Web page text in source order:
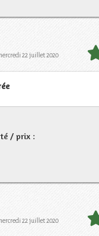
22 juillet 2020
/ prix :
22 juillet 2020